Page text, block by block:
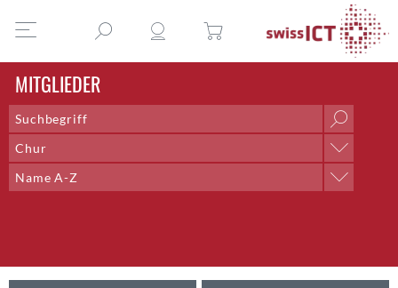
MITGLIEDER
Chur
Ort
Aarau
Name A-Z
Sortieren nach
Ort Z-A